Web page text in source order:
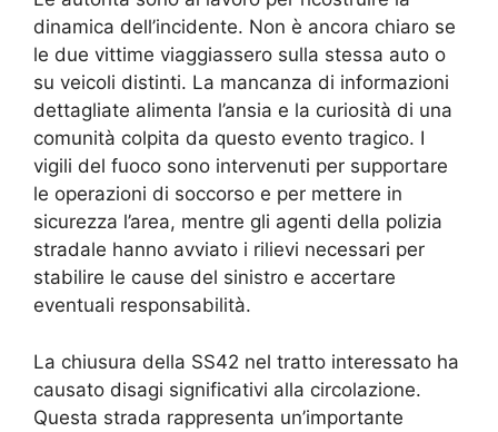
dinamica dell’incidente. Non è ancora chiaro se
le due vittime viaggiassero sulla stessa auto o
su veicoli distinti. La mancanza di informazioni
dettagliate alimenta l’ansia e la curiosità di una
comunità colpita da questo evento tragico. I
vigili del fuoco sono intervenuti per supportare
le operazioni di soccorso e per mettere in
sicurezza l’area, mentre gli agenti della polizia
stradale hanno avviato i rilievi necessari per
stabilire le cause del sinistro e accertare
eventuali responsabilità.
La chiusura della SS42 nel tratto interessato ha
causato disagi significativi alla circolazione.
Questa strada rappresenta un’importante